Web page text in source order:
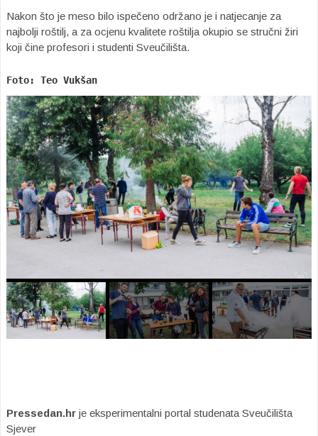
Nakon što je meso bilo ispečeno održano je i natjecanje za
najbolji roštilj, a za ocjenu kvalitete roštilja okupio se stručni žiri
koji čine profesori i studenti Sveučilišta.
Foto: Teo Vukšan
Pressedan.hr je eksperimentalni portal studenata Sveučilišta
Sjever